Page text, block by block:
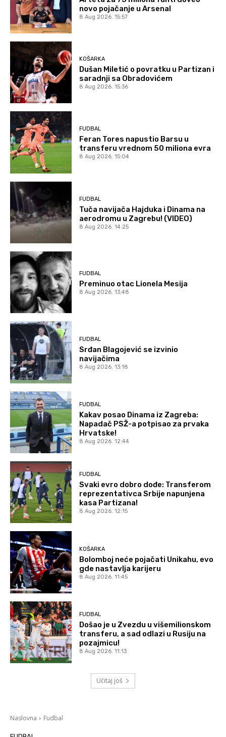
novo pojačanje u Arsenal
8 Aug 2026. 15:57
KOŠARKA
Dušan Miletić o povratku u Partizan i
saradnji sa Obradovićem
8 Aug 2026. 15:36
FUDBAL
Feran Tores napustio Barsu u
transferu vrednom 50 miliona evra
8 Aug 2026. 15:04
FUDBAL
Tuča navijača Hajduka i Dinama na
aerodromu u Zagrebu! (VIDEO)
8 Aug 2026. 14:25
FUDBAL
Preminuo otac Lionela Mesija
8 Aug 2026. 13:48
FUDBAL
Srđan Blagojević se izvinio
navijačima
8 Aug 2026. 13:18
FUDBAL
Kakav posao Dinama iz Zagreba:
Napadač PSŽ-a potpisao za prvaka
Hrvatske!
8 Aug 2026. 12:44
FUDBAL
Svaki evro dobro dođe: Transferom
reprezentativca Srbije napunjena
kasa Partizana!
8 Aug 2026. 12:15
KOŠARKA
Bolomboj neće pojačati Unikahu, evo
gde nastavlja karijeru
8 Aug 2026. 11:45
FUDBAL
Došao je u Zvezdu u višemilionskom
transferu, a sad odlazi u Rusiju na
pozajmicu!
8 Aug 2026. 11:13
Učitaj još